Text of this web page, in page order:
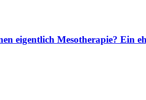
eigentlich Mesotherapie? Ein